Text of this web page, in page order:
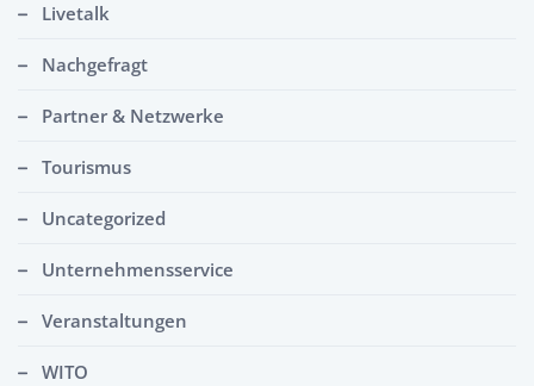
Livetalk
Nachgefragt
Partner & Netzwerke
Tourismus
Uncategorized
Unternehmensservice
Veranstaltungen
WITO